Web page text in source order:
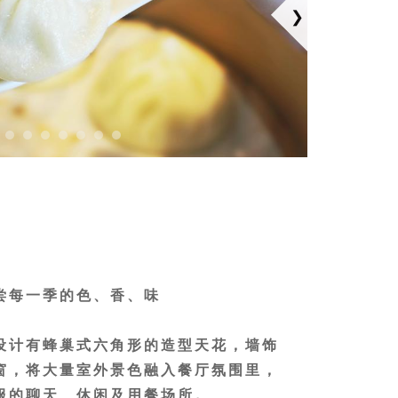
一季的色、香、味
计有蜂巢式六角形的造型天花，墙饰
将大量室外景色融入餐厅氛围里，
聊天、休闲及用餐场所。